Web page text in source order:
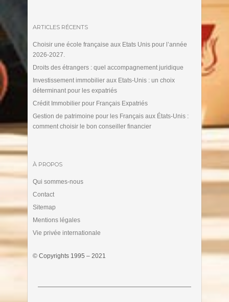
ARTICLES RÉCENTS
Choisir une école française aux Etats Unis pour l’année
2026-2027.
Droits des étrangers : quel accompagnement juridique
Investissement immobilier aux Etats-Unis : un choix
déterminant pour les expatriés
Crédit Immobilier pour Français Expatriés
Gestion de patrimoine pour les Français aux États-Unis :
comment choisir le bon conseiller financier
À PROPOS
Qui sommes-nous
Contact
Sitemap
Mentions légales
Vie privée internationale
© Copyrights 1995 – 2021